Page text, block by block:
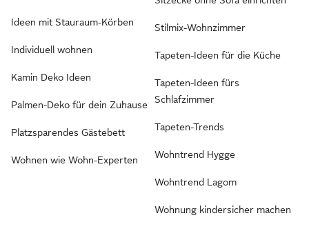
Ideen mit Stauraum-Körben
Individuell wohnen
Kamin Deko Ideen
Palmen-Deko für dein Zuhause
Platzsparendes Gästebett
Wohnen wie Wohn-Experten
Stilmix-Wohnzimmer
Tapeten-Ideen für die Küche
Tapeten-Ideen fürs
Schlafzimmer
Tapeten-Trends
Wohntrend Hygge
Wohntrend Lagom
Wohnung kindersicher machen